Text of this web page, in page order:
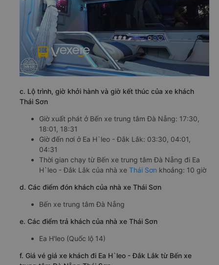
c. Lộ trình, giờ khởi hành và giờ kết thúc của xe khách
Thái Sơn
Giờ xuất phát ở Bến xe trung tâm Đà Nẵng: 17:30,
18:01, 18:31
Giờ đến nơi ở Ea H`leo - Đắk Lắk: 03:30, 04:01,
04:31
Thời gian chạy từ Bến xe trung tâm Đà Nẵng đi Ea
H`leo - Đắk Lắk của nhà xe Thái Sơn khoảng: 10 giờ
d. Các điểm đón khách của nhà xe Thái Sơn
Bến xe trung tâm Đà Nẵng
e. Các điểm trả khách của nhà xe Thái Sơn
Ea H'leo (Quốc lộ 14)
f. Giá vé giá xe khách đi Ea H`leo - Đắk Lắk từ Bến xe